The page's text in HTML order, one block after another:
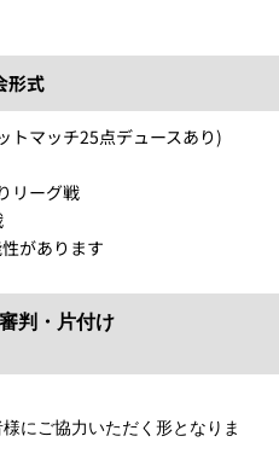
形式
トマッチ25点デュースあり)
リーグ戦
があります
判・片付け
にご協力いただく形となりま